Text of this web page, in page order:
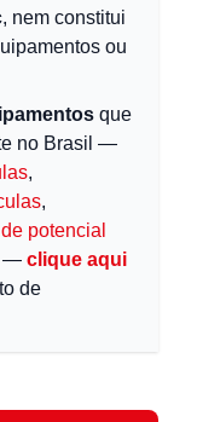
, nem constitui
ou
que
no Brasil —
,
,
potencial
— clique aqui
de